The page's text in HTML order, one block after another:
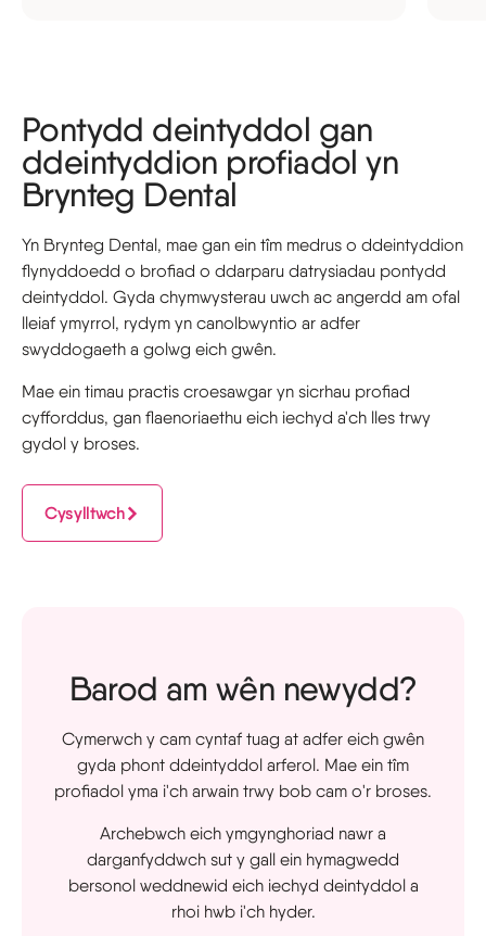
Pontydd deintyddol gan
ddeintyddion profiadol yn
Brynteg Dental
Yn Brynteg Dental, mae gan ein tîm medrus o ddeintyddion
flynyddoedd o brofiad o ddarparu datrysiadau pontydd
deintyddol. Gyda chymwysterau uwch ac angerdd am ofal
lleiaf ymyrrol, rydym yn canolbwyntio ar adfer
swyddogaeth a golwg eich gwên.
Mae ein timau practis croesawgar yn sicrhau profiad
cyfforddus, gan flaenoriaethu eich iechyd a'ch lles trwy
gydol y broses.
Cysylltwch
Barod am wên newydd?
Cymerwch y cam cyntaf tuag at adfer eich gwên
gyda phont ddeintyddol arferol. Mae ein tîm
profiadol yma i'ch arwain trwy bob cam o'r broses.
Archebwch eich ymgynghoriad nawr a
darganfyddwch sut y gall ein hymagwedd
bersonol weddnewid eich iechyd deintyddol a
rhoi hwb i'ch hyder.